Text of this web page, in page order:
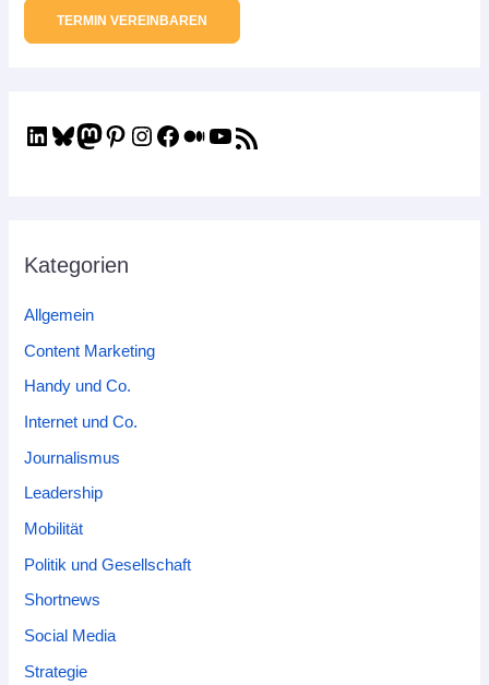
TERMIN VEREINBAREN
Kategorien
Allgemein
Content Marketing
Handy und Co.
Internet und Co.
Journalismus
Leadership
Mobilität
Politik und Gesellschaft
Shortnews
Social Media
Strategie